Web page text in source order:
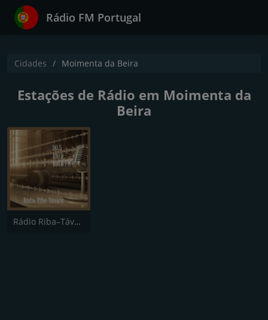
Rádio FM Portugal
Cidades Moimenta da Beira
Estações de Rádio em Moimenta da
Beira
Rádio Riba–Távora